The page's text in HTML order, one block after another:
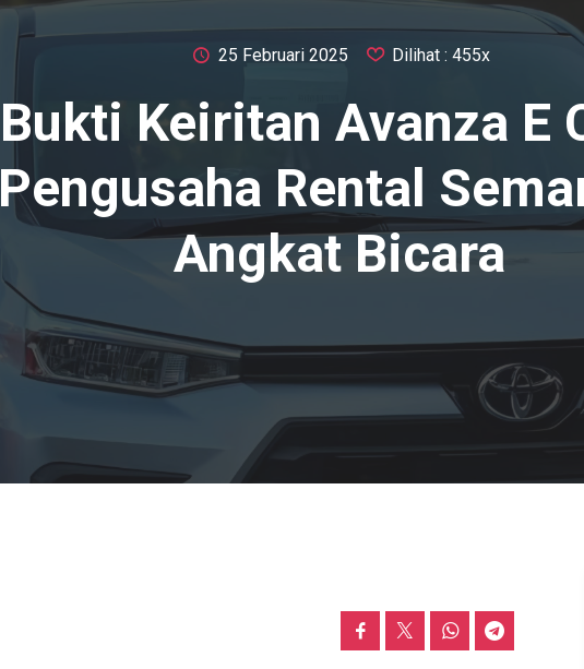
25 Februari 2025 Dilihat : 455x
Bukti Keiritan Avanza E
Pengusaha Rental
Angkat Bicara